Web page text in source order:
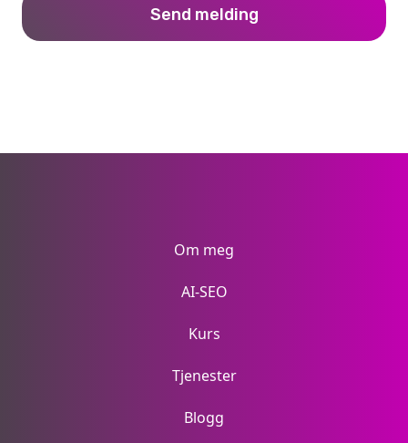
Send melding
Om meg
AI-SEO
Kurs
Tjenester
Blogg